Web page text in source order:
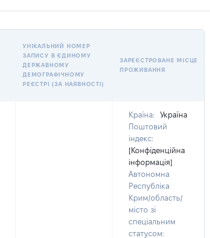
УНІКАЛЬНИЙ НОМЕР
ЗАПИСУ В ЄДИНОМУ
ДЕРЖАВНОМУ
ДЕМОГРАФІЧНОМУ
РЕЄСТРІ (ЗА НАЯВНОСТІ)
ЗАРЕЄСТРОВАНЕ МІСЦЕ
ПРОЖИВАННЯ
Країна:
Україна
Поштовий
індекс:
[Конфіденційна
інформація]
Автономна
Республіка
Крим/область/
місто зі
спеціальним
статусом: